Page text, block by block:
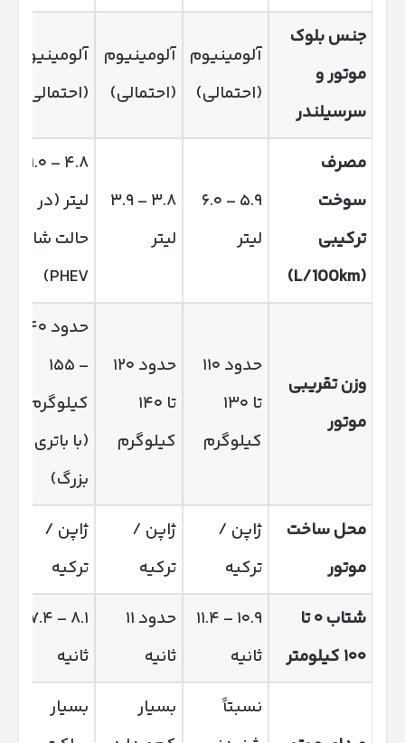
جنس بلوک
موتور و
سرسیلندر
آلومینیوم
(احتمالی)
آلومینیوم
(احتمالی)
آلومینیوم
(احتمالی)
مصرف
سوخت
ترکیبی
(L/100km)
۵.۹ – ۶.۰
لیتر
۳.۸ – ۳.۹
لیتر
۴.۸ – ۱.۰
لیتر (در
حالت شارژ
PHEV)
وزن تقریبی
موتور
حدود ۱۱۰
تا ۱۳۰
کیلوگرم
حدود ۱۲۰
تا ۱۴۰
کیلوگرم
حدود ۱۴۰
– ۱۵۵
کیلوگرم
(با باتری
بزرگ)
محل ساخت
موتور
ژاپن /
ترکیه
ژاپن /
ترکیه
ژاپن /
ترکیه
شتاب۰تا
۱۰۰ کیلومتر
۱۰.۹ – ۱۱.۴
ثانیه
حدود ۱۱
ثانیه
۸.۱ – ۷.۴
ثانیه
نسبتاً
بسیار
بسیار